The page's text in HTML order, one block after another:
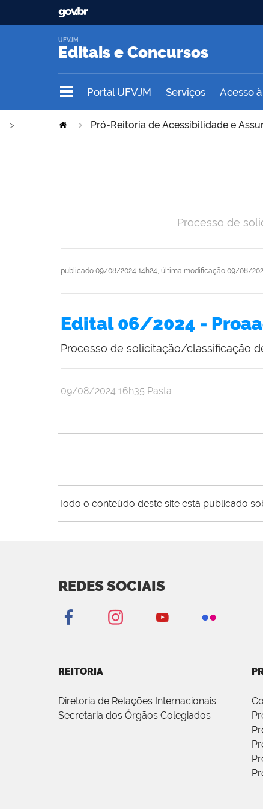
Editais e Concursos
UFVJM
Portal UFVJM Serviços Acesso
Pró-Reitoria de Acessibilidade e
>
publicado 09/08/2024 14h24, última modificação 09/08/
Processo de
Edital 06/2024 -
Processo de solicitação/classificação
publicado
09/08/2024 16h35 Pasta
Todo o conteúdo deste site está publicado
REDES SOCIAIS
REITORIA
Diretoria de Relações Internacionais
Secretaria dos Órgãos Colegiados